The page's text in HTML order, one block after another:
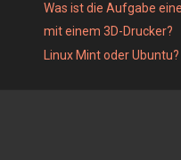
Was ist die Aufgabe
mit einem 3D-Drucker?
Linux Mint oder